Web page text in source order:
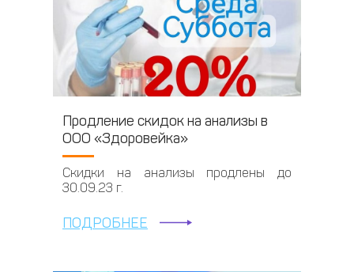
Продление скидок на анализы в
ООО «Здоровейка»
Скидки на анализы продлены до
30.09.23 г.
ПОДРОБНЕЕ